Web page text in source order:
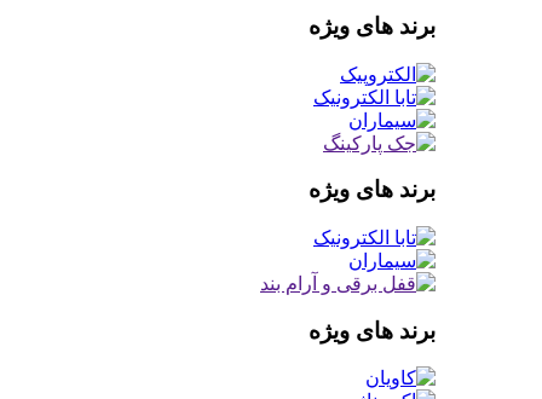
برند های ویژه
برند های ویژه
برند های ویژه